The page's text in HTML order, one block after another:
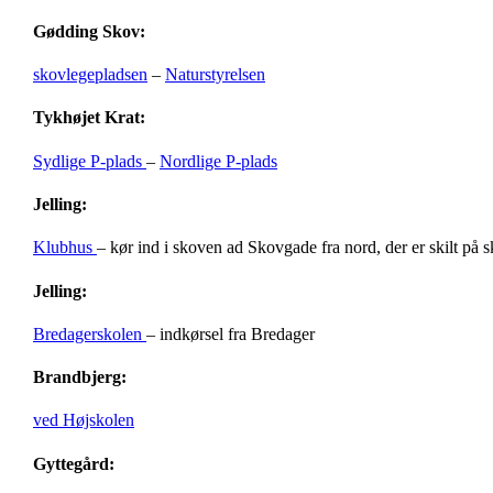
Gødding Skov:
skovlegepladsen – Naturstyrelsen
Tykhøjet Krat:
Sydlige P-plads – Nordlige P-plads
Jelling:
Klubhus – kør ind i skoven ad Skovgade fra nord, der er skilt på
Jelling:
Bredagerskolen – indkørsel fra Bredager
Brandbjerg:
ved Højskolen
Gyttegård: